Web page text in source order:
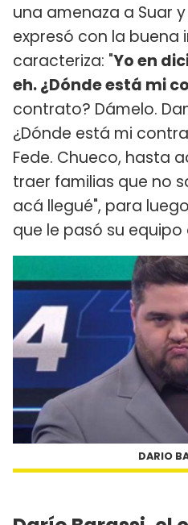
una amenaza a Suar
expresó con la
caracteriza: "Yo en
eh. ¿Dónde está mi
contrato? Dámelo.
¿Dónde está mi
Fede. Chueco, hasta
traer familias que no
acá llegué", para
que le pasó su
DARIO